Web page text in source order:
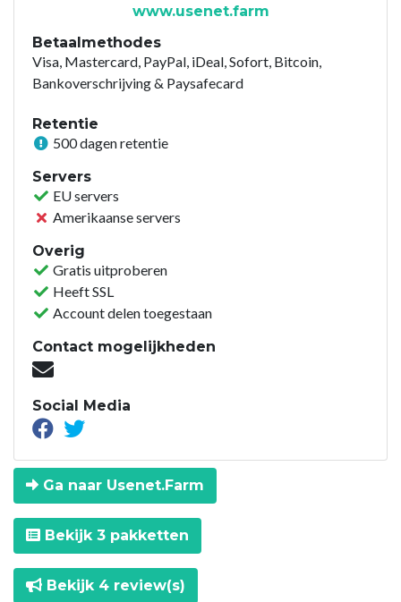
www.usenet.farm
Betaalmethodes
Visa, Mastercard, PayPal, iDeal, Sofort, Bitcoin,
Bankoverschrijving & Paysafecard
Retentie
500 dagen retentie
Servers
EU servers
Amerikaanse servers
Overig
Gratis uitproberen
Heeft SSL
Account delen toegestaan
Contact mogelijkheden
Social Media
Ga naar Usenet.Farm
Bekijk 3 pakketten
Bekijk 4 review(s)